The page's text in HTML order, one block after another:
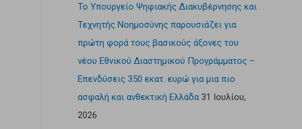
Το Υπουργείο Ψηφιακής Διακυβέρνησης και
Τεχνητής Νοημοσύνης παρουσιάζει για
πρώτη φορά τους βασικούς άξονες του
νέου Εθνικού Διαστημικού Προγράμματος –
Επενδύσεις 350 εκατ. ευρώ για μια πιο
ασφαλή και ανθεκτική Ελλάδα 31 Ιουλίου,
2026